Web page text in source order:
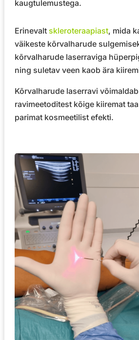
kaugtulemustega.
Erinevalt skleroteraapiast, mida
väikeste kõrvalharude
kõrvalharude laserraviga
ning suletav veen kaob ära
Kõrvalharude laserravi
ravimeetoditest kõige kiiremat
parimat kosmeetilist efekti.